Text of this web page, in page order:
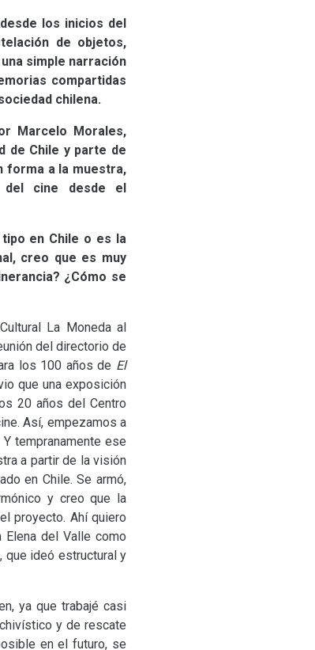
los inicios del
de objetos,
simple narración
compartidas
chilena.
Marcelo Morales,
de Chile y parte de
forma a la muestra,
cine desde el
en Chile o es la
creo que es muy
¿Cómo se
La Moneda al
del directorio de
los 100 años de El
que una exposición
20 años del Centro
Así, empezamos a
tempranamente ese
a partir de la visión
en Chile. Se armó,
y creo que la
proyecto. Ahí quiero
Elena del Valle como
que ideó estructural y
ya que trabajé casi
y de rescate
en el futuro, se